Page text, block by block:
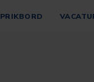
PRIKBORD